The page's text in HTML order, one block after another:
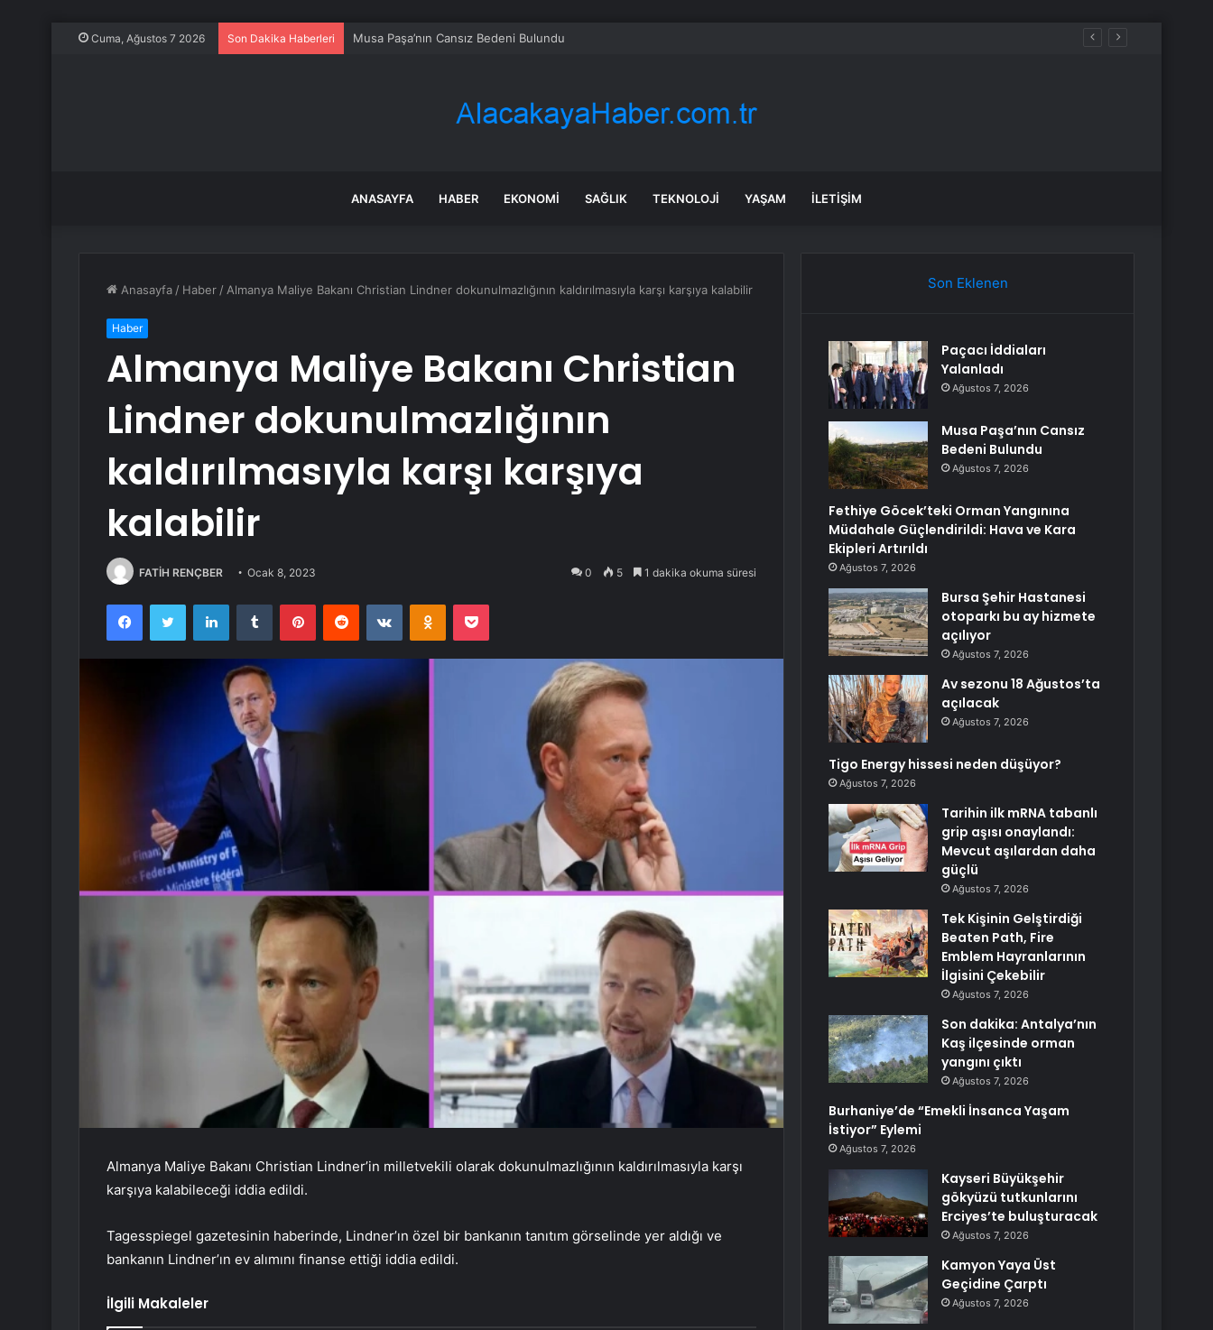
Cuma, Ağustos 7 2026 Son Dakika Haberleri Musa Paşa’nın Cansız Bedeni Bulundu
ANASAYFA HABER EKONOMI SAĞLIK TEKNOLOJI YAŞAM İLETIŞIM
Anasayfa / Haber / Almanya Maliye Bakanı Christian Lindner dokunulmazlığının kaldırılmasıyla karşı karşıya kalabilir
Haber
Almanya Maliye Bakanı Christian
Lindner dokunulmazlığının
kaldırılmasıyla karşı karşıya
kalabilir
FATİH RENÇBER Ocak 8, 2023 0 5 1 dakika okuma süresi
FacebookTwitter LinkedInTumblr PinterestReddit VKontakteOdnoklassniki
Pocket
Almanya Maliye Bakanı Christian Lindner’in milletvekili olarak dokunulmazlığının kaldırılmasıyla karşı
karşıya kalabileceği iddia edildi.
Tagesspiegel gazetesinin haberinde, Lindner’ın özel bir bankanın tanıtım görselinde yer aldığı ve
bankanın Lindner’ın ev alımını finanse ettiği iddia edildi.
İlgili Makaleler
Son Eklenen
Paçacı İddiaları
Yalanladı
Ağustos 7, 2026
Musa Paşa’nın Cansız
Bedeni Bulundu
Ağustos 7, 2026
Fethiye Göcek’teki Orman Yangınına
Müdahale Güçlendirildi: Hava ve Kara
Ekipleri Artırıldı
Ağustos 7, 2026
Bursa Şehir Hastanesi
otoparkı bu ay hizmete
açılıyor
Ağustos 7, 2026
Av sezonu 18 Ağustos’ta
açılacak
Ağustos 7, 2026
Tigo Energy hissesi neden düşüyor?
Ağustos 7, 2026
Tarihin ilk mRNA tabanlı
grip aşısı onaylandı:
Mevcut aşılardan daha
güçlü
Ağustos 7, 2026
Tek Kişinin Gelştirdiği
Beaten Path, Fire
Emblem Hayranlarının
İlgisini Çekebilir
Ağustos 7, 2026
Son dakika: Antalya’nın
Kaş ilçesinde orman
yangını çıktı
Ağustos 7, 2026
Burhaniye’de “Emekli İnsanca Yaşam
İstiyor” Eylemi
Ağustos 7, 2026
Kayseri Büyükşehir
gökyüzü tutkunlarını
Erciyes’te buluşturacak
Ağustos 7, 2026
Kamyon Yaya Üst
Geçidine Çarptı
Ağustos 7, 2026